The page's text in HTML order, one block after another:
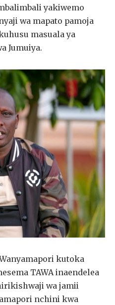
yakiwemo
wa mapato pamoja
masuala ya
Jumuiya.
kutoka
TAWA inaendelea
wa jamii
nchini kwa